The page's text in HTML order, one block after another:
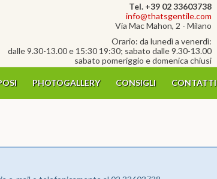
Tel. +39 02 33603738
info@thatsgentile.com
Via Mac Mahon, 2 - Milano
Orario: da lunedì a venerdì:
dalle 9.30-13.00 e 15:30 19:30; sabato dalle 9.30-13.00
sabato pomeriggio e domenica chiusi
PHOTOGALLERY CONSIGLI CONTATTI